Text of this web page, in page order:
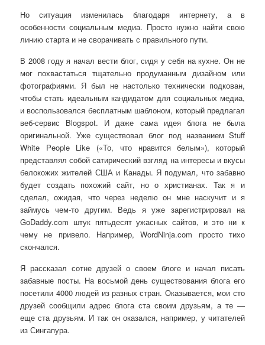
Но ситуация изменилась благодаря интернету, а в
особенности социальным медиа. Просто нужно найти свою
линию старта и не сворачивать с правильного пути.
В 2008 году я начал вести блог, сидя у себя на кухне. Он не
мог похвастаться тщательно продуманным дизайном или
фотографиями. Я был не настолько технически подкован,
чтобы стать идеальным кандидатом для социальных медиа,
и воспользовался бесплатным шаблоном, который предлагал
веб-сервис Blogspot. И даже сама идея блога не была
оригинальной. Уже существовал блог под названием Stuff
White People Like («То, что нравится белым»), который
представлял собой сатирический взгляд на интересы и вкусы
белокожих жителей США и Канады. Я подумал, что забавно
будет создать похожий сайт, но о христианах. Так я и
сделал, ожидая, что через неделю он мне наскучит и я
займусь чем-то другим. Ведь я уже зарегистрировал на
GoDaddy.com штук пятьдесят ужасных сайтов, и это ни к
чему не привело. Например, WordNinja.com просто тихо
скончался.
Я рассказал сотне друзей о своем блоге и начал писать
забавные посты. На восьмой день существования блога его
посетили 4000 людей из разных стран. Оказывается, мои сто
друзей сообщили адрес блога ста своим друзьям, а те —
еще ста друзьям. И так он оказался, например, у читателей
из Сингапура.